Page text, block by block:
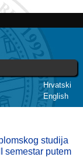
Hrvatski
English
studija
semestar putem